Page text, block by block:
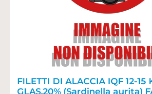
FILETTI DI ALACCIA IQF 12-15
GLAS.20% (Sardinella aurita)